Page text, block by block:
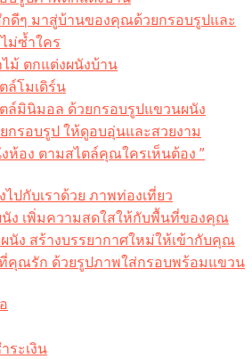
ดีๆ มาสู่บ้านของคุณด้วยกรอบรูปและ
ม่ซ้ำใคร
ม้ ตกแต่งผนังบ้าน
ล์โมเดิร์น
ล์มินิมอล ด้วยกรอบรูปแขวนผนัง
กรอบรูป ให้ดูอบอุ่นและสวยงาม
ห้อง ตามสไตล์คุณใครเห็นต้อง ”
ไปกับเราด้วย ภาพท่องเที่ยว
ง เพิ่มความสดใสให้กับพื้นที่ของคุณ
นัง สร้างบรรยากาศใหม่ให้เข้ากับคุณ
คุณรัก ด้วยรูปภาพใส่กรอบพร้อมแขวน​
ระเงิน